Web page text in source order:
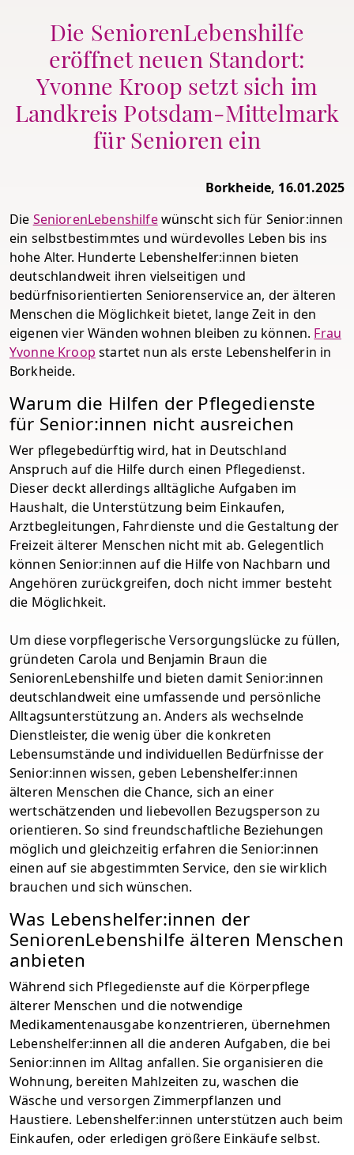
Die SeniorenLebenshilfe
eröffnet neuen Standort:
Yvonne Kroop setzt sich im
Landkreis Potsdam-Mittelmark
für Senioren ein
Borkheide, 16.01.2025
Die SeniorenLebenshilfewünscht sich für Senior:innen
ein selbstbestimmtes und würdevolles Leben bis ins
hohe Alter. Hunderte Lebenshelfer:innen bieten
deutschlandweit ihren vielseitigen und
bedürfnisorientierten Seniorenservice an, der älteren
Menschen die Möglichkeit bietet, lange Zeit in den
eigenen vier Wänden wohnen bleiben zu können. Frau
Yvonne Kroop startet nun als erste Lebenshelferin in
Borkheide.
Warum die Hilfen der Pflegedienste
für Senior:innen nicht ausreichen
Wer pflegebedürftig wird, hat in Deutschland
Anspruch auf die Hilfe durch einen Pflegedienst.
Dieser deckt allerdings alltägliche Aufgaben im
Haushalt, die Unterstützung beim Einkaufen,
Arztbegleitungen, Fahrdienste und die Gestaltung der
Freizeit älterer Menschen nicht mit ab. Gelegentlich
können Senior:innen auf die Hilfe von Nachbarn und
Angehören zurückgreifen, doch nicht immer besteht
die Möglichkeit.
Um diese vorpflegerische Versorgungslücke zu füllen,
gründeten Carola und Benjamin Braun die
SeniorenLebenshilfe und bieten damit Senior:innen
deutschlandweit eine umfassende und persönliche
Alltagsunterstützung an. Anders als wechselnde
Dienstleister, die wenig über die konkreten
Lebensumstände und individuellen Bedürfnisse der
Senior:innen wissen, geben Lebenshelfer:innen
älteren Menschen die Chance, sich an einer
wertschätzenden und liebevollen Bezugsperson zu
orientieren. So sind freundschaftliche Beziehungen
möglich und gleichzeitig erfahren die Senior:innen
einen auf sie abgestimmten Service, den sie wirklich
brauchen und sich wünschen.
Was Lebenshelfer:innen der
SeniorenLebenshilfe älteren Menschen
anbieten
Während sich Pflegedienste auf die Körperpflege
älterer Menschen und die notwendige
Medikamentenausgabe konzentrieren, übernehmen
Lebenshelfer:innen all die anderen Aufgaben, die bei
Senior:innen im Alltag anfallen. Sie organisieren die
Wohnung, bereiten Mahlzeiten zu, waschen die
Wäsche und versorgen Zimmerpflanzen und
Haustiere. Lebenshelfer:innen unterstützen auch beim
Einkaufen, oder erledigen größere Einkäufe selbst.